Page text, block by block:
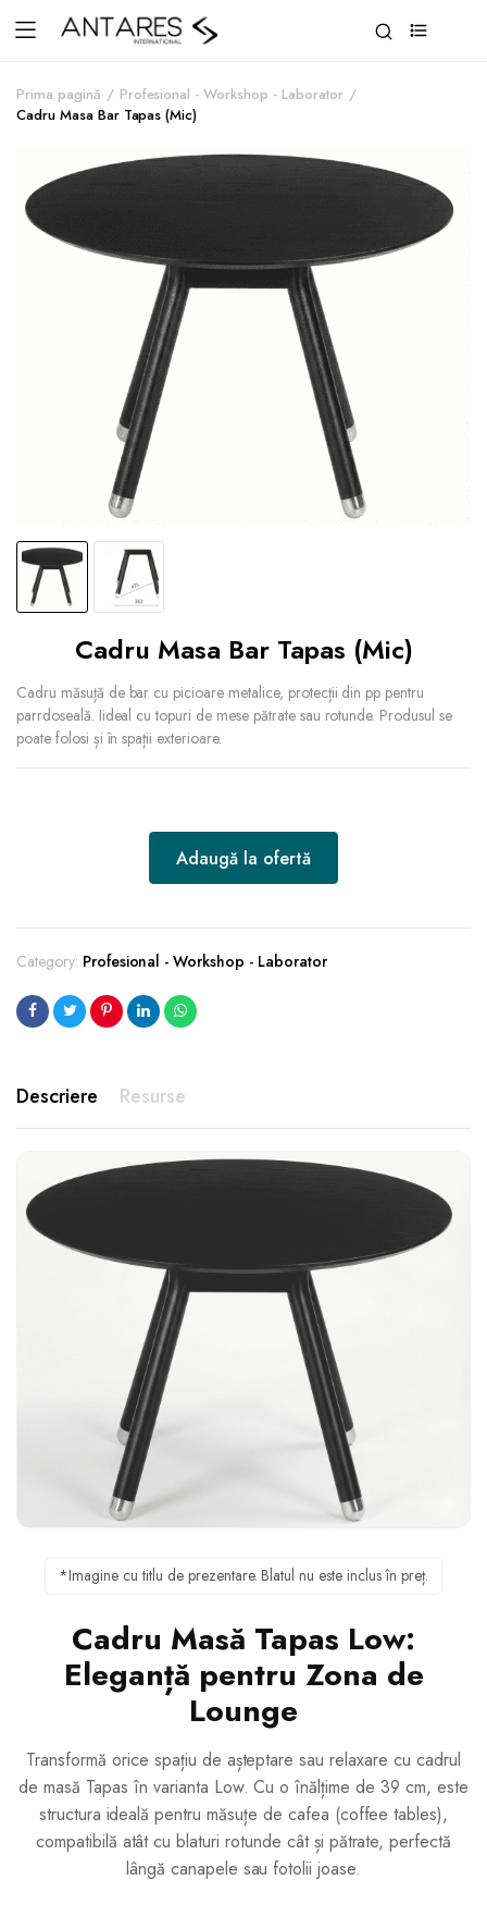
Prima pagină
Profesional - Workshop - Laborator
Cadru Masa Bar Tapas (Mic)
Cadru Masa Bar Tapas (Mic)
Cadru măsuță de bar cu picioare metalice, protecții din pp pentru
parrdoseală. Iideal cu topuri de mese pătrate sau rotunde. Produsul se
poate folosi și în spații exterioare.
Adaugă la ofertă
Category: Profesional - Workshop - Laborator
Resurse
Descriere
*Imagine cu titlu de prezentare. Blatul nu este inclus în preț.
Cadru Masă Tapas Low:
Eleganță pentru Zona de
Lounge
Transformă orice spațiu de așteptare sau relaxare cu cadrul
de masă Tapas în varianta Low. Cu o înălțime de 39 cm, este
structura ideală pentru măsuțe de cafea (coffee tables),
compatibilă atât cu blaturi rotunde cât și pătrate, perfectă
lângă canapele sau fotolii joase.